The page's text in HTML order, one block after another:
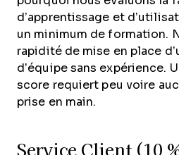
d’apprentissage et
un minimum de formation.
rapidité de mise en place
d’équipe sans expérience.
score requiert peu voire
prise en main.
Service Client (10